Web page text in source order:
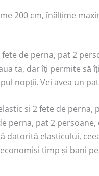
200 cm, înălțime
fete de perna, pat 2
ta, dar îți permite
nopții. Vei avea un
si 2 fete de perna,
perna, pat 2
datorită elasticului,
timp și bani